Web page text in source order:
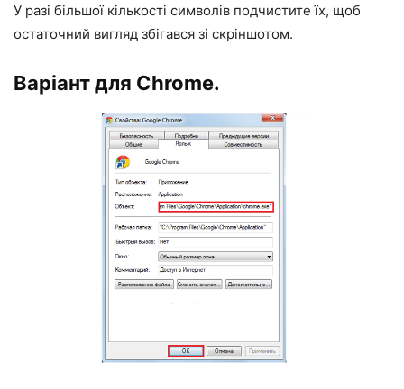
У разі більшої кількості символів подчистите їх, щоб
остаточний вигляд збігався зі скріншотом.
Варіант для Chrome.